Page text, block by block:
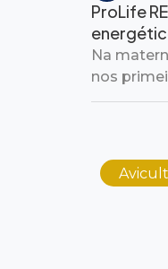
ProLife
Na
nos